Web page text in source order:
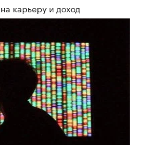
карьеру и доход